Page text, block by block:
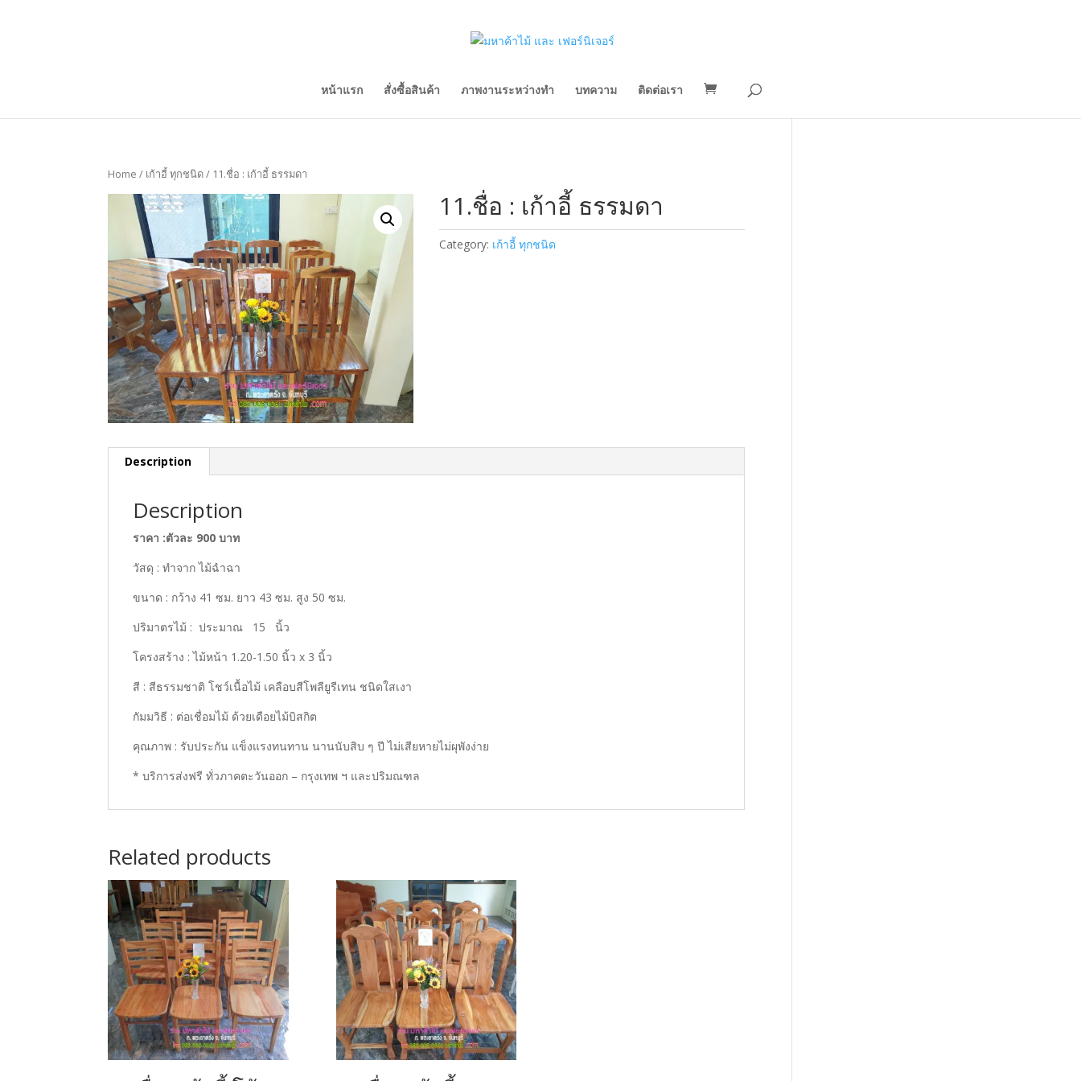
หน้าแรก สั่งซื้อสินค้า ภาพงานระหว่างทำ บทความ ติดต่อเรา
Home / เก้าอี้ ทุกชนิด/ 11.ชื่อ : เก้าอี้ ธรรมดา
11.ชื่อ : เก้าอี้ ธรรมดา
Category: เก้าอี้ ทุกชนิด
Description
Description
ราคา :ตัวละ 900 บาท
วัสดุ :ทำจาก ไม้ฉำฉา
ขนาด : กว้าง 41 ซม. ยาว 43 ซม. สูง 50 ซม.
ปริมาตรไม้ : ประมาณ 15 นิ้ว
โครงสร้าง :ไม้หน้า 1.20-1.50 นิ้วx 3 นิ้ว
สี : สีธรรมชาติ โชว์เนื้อไม้ เคลือบสีโพลียูรีเทน ชนิดใสเงา
กัมมวิธี : ต่อเชื่อมไม้ ด้วยเดือยไม้บิสกิต
คุณภาพ : รับประกัน แข็งแรงทนทาน นานนับสิบ ๆ ปี ไม่เสียหายไม่ผุพังง่าย
* บริการส่งฟรี ทั่วภาคตะวันออก – กรุงเทพ ฯ และปริมณฑล
Related products